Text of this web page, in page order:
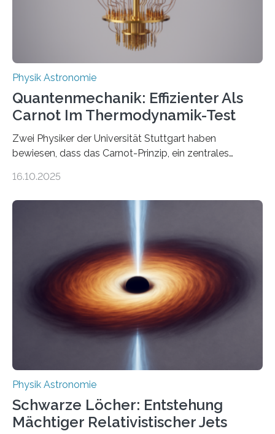
Physik Astronomie
Quantenmechanik: Effizienter Als
Carnot Im Thermodynamik-Test
Zwei Physiker der Universität Stuttgart haben
bewiesen, dass das Carnot-Prinzip, ein zentrales
Größenordnung von Atomen gilt, deren physikalische
Quantenmotoren voranbringen. Das
Wissenschaftsjournal Science Advances veröffentlichte
die Herleitung. (DOI: 10.1126/sciadv.adw8462)
Verbrennungsmotoren oder Dampfturbinen sind
Wärmekraftmaschinen: Sie wandeln thermische
Energie in mechanische Bewegung um – oder anders
ausgedrückt, Wärme in Bewegung. In
quantenmechanischen Experimenten ist es in den…
16.10.2025
Physik Astronomie
Schwarze Löcher: Entstehung
Mächtiger Relativistischer Jets